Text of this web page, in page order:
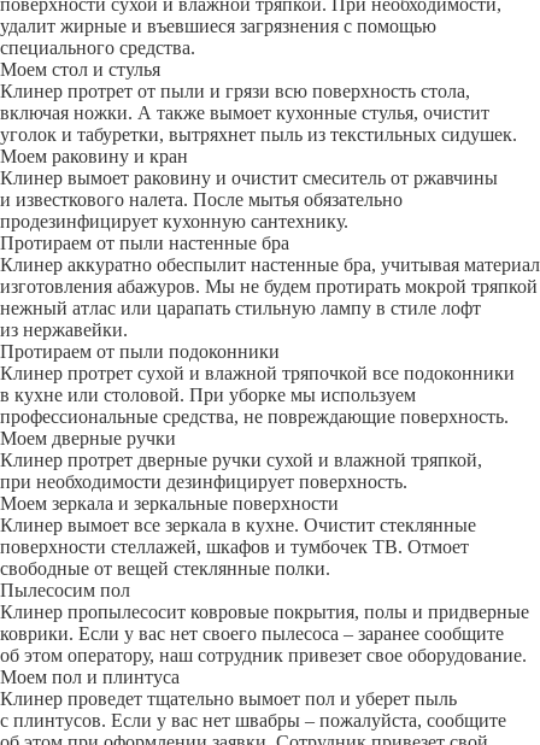
поверхности сухой и влажной тряпкой. При необходимости,
удалит жирные и въевшиеся загрязнения с помощью
специального средства.
Моем стол и стулья
Клинер протрет от пыли и грязи всю поверхность стола,
включая ножки. А также вымоет кухонные стулья, очистит
уголок и табуретки, вытряхнет пыль из текстильных сидушек.
Моем раковину и кран
Клинер вымоет раковину и очистит смеситель от ржавчины
и известкового налета. После мытья обязательно
продезинфицирует кухонную сантехнику.
Протираем от пыли настенные бра
Клинер аккуратно обеспылит настенные бра, учитывая материал
изготовления абажуров. Мы не будем протирать мокрой тряпкой
нежный атлас или царапать стильную лампу в стиле лофт
из нержавейки.
Протираем от пыли подоконники
Клинер протрет сухой и влажной тряпочкой все подоконники
в кухне или столовой. При уборке мы используем
профессиональные средства, не повреждающие поверхность.
Моем дверные ручки
Клинер протрет дверные ручки сухой и влажной тряпкой,
при необходимости дезинфицирует поверхность.
Моем зеркала и зеркальные поверхности
Клинер вымоет все зеркала в кухне. Очистит стеклянные
поверхности стеллажей, шкафов и тумбочек ТВ. Отмоет
свободные от вещей стеклянные полки.
Пылесосим пол
Клинер пропылесосит ковровые покрытия, полы и придверные
коврики. Если у вас нет своего пылесоса – заранее сообщите
об этом оператору, наш сотрудник привезет свое оборудование.
Моем пол и плинтуса
Клинер проведет тщательно вымоет пол и уберет пыль
с плинтусов. Если у вас нет швабры – пожалуйста, сообщите